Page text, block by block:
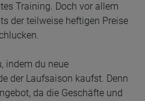
Training. Doch vor allem
der teilweise heftigen Preise
indem du neue
der Laufsaison kaufst. Denn
da die Geschäfte und